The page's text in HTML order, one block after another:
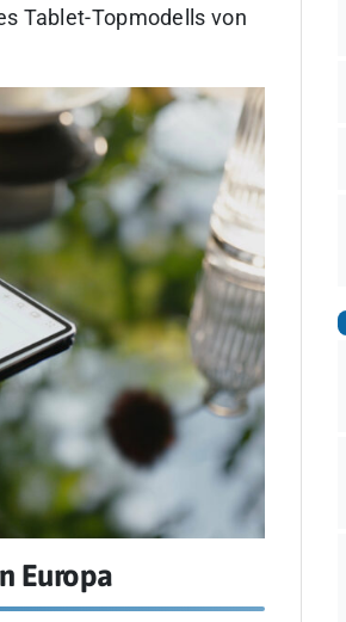
Tablet-Topmodells von
Europa